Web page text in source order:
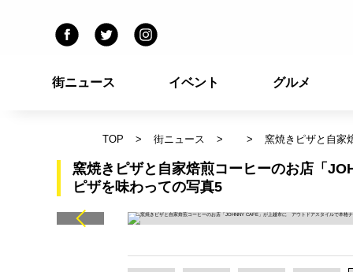
街ニュース イベント グルメ
TOP 街ニュース 窯焼きピザと自家
窯焼きピザと自家焙煎コーヒーのお店「
ピザを味わっての写真5